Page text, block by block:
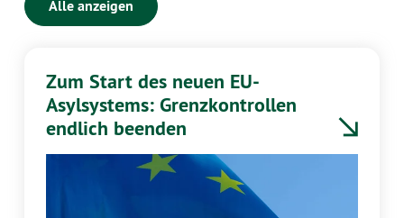
Alle anzeigen
Zum Start des neuen EU-
Asylsystems: Grenzkontrollen
endlich beenden